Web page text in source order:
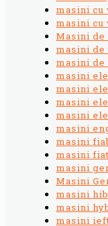
masini cu
masini cu
Masini de
masini de
masini de
masini
masini
masini
masini
masini
masini
masini fiat
masini
Masini
masini
masini
masini